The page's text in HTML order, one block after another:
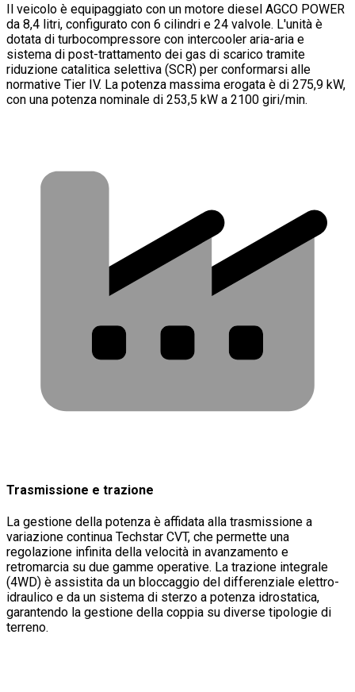
Il veicolo è equipaggiato con un motore diesel AGCO POWER
da 8,4 litri, configurato con 6 cilindri e 24 valvole. L'unità è
dotata di turbocompressore con intercooler aria-aria e
sistema di post-trattamento dei gas di scarico tramite
riduzione catalitica selettiva (SCR) per conformarsi alle
normative Tier IV. La potenza massima erogata è di 275,9 kW,
con una potenza nominale di 253,5 kW a 2100 giri/min.
Trasmissione e trazione
La gestione della potenza è affidata alla trasmissione a
variazione continua Techstar CVT, che permette una
regolazione infinita della velocità in avanzamento e
retromarcia su due gamme operative. La trazione integrale
(4WD) è assistita da un bloccaggio del differenziale elettro-
idraulico e da un sistema di sterzo a potenza idrostatica,
garantendo la gestione della coppia su diverse tipologie di
terreno.